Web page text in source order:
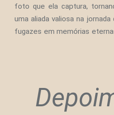
foto que ela captura,
uma aliada valiosa na
fugazes em memórias